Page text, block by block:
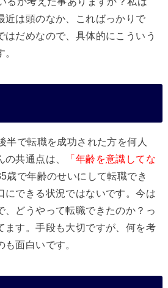
近は頭のなか、こればっかりで
はだめなので、具体的にこういう
半で転職を成功された方を何人
の共通点は、
「年齢を意識してな
歳で年齢のせいにして転職でき
にできる状況ではないです。今は
、どうやって転職できたのか？っ
ます。手段も大切ですが、何を考
も面白いです。